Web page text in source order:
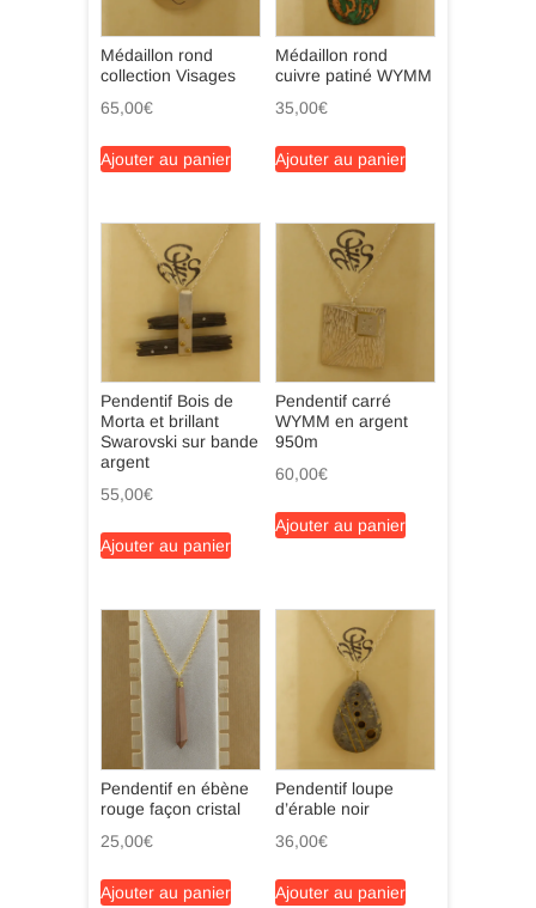
Médaillon rond
collection Visages
65,00€
Ajouter au panier
Médaillon rond
cuivre patiné WYMM
35,00€
Ajouter au panier
Pendentif Bois de
Morta et brillant
Swarovski sur bande
argent
55,00€
Ajouter au panier
Pendentif carré
WYMM en argent
950m
60,00€
Ajouter au panier
Pendentif en ébène
rouge façon cristal
25,00€
Ajouter au panier
Pendentif loupe
d’érable noir
36,00€
Ajouter au panier